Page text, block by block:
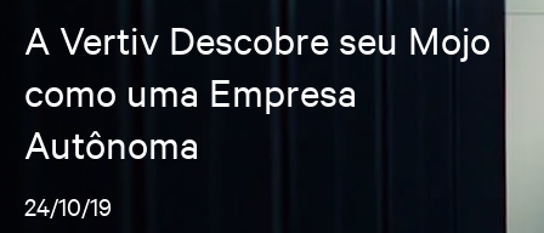
A Vertiv Descobre seu Mojo
como uma Empresa
Autônoma
24/10/19